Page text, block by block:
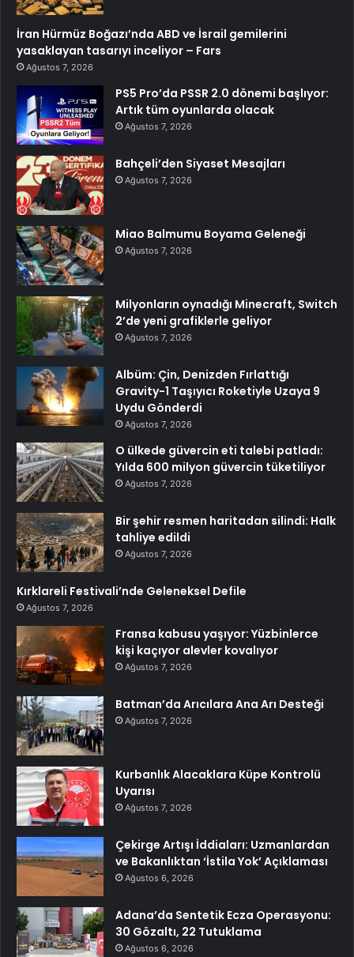
İran Hürmüz Boğazı’nda ABD ve İsrail gemilerini
yasaklayan tasarıyı inceliyor – Fars
Ağustos 7, 2026
PS5 Pro’da PSSR 2.0 dönemi başlıyor:
Artık tüm oyunlarda olacak
Ağustos 7, 2026
Bahçeli’den Siyaset Mesajları
Ağustos 7, 2026
Miao Balmumu Boyama Geleneği
Ağustos 7, 2026
Milyonların oynadığı Minecraft, Switch
2’de yeni grafiklerle geliyor
Ağustos 7, 2026
Albüm: Çin, Denizden Fırlattığı
Gravity-1 Taşıyıcı Roketiyle Uzaya 9
Uydu Gönderdi
Ağustos 7, 2026
O ülkede güvercin eti talebi patladı:
Yılda 600 milyon güvercin tüketiliyor
Ağustos 7, 2026
Bir şehir resmen haritadan silindi: Halk
tahliye edildi
Ağustos 7, 2026
Kırklareli Festivali’nde Geleneksel Defile
Ağustos 7, 2026
Fransa kabusu yaşıyor: Yüzbinlerce
kişi kaçıyor alevler kovalıyor
Ağustos 7, 2026
Batman’da Arıcılara Ana Arı Desteği
Ağustos 7, 2026
Kurbanlık Alacaklara Küpe Kontrolü
Uyarısı
Ağustos 7, 2026
Çekirge Artışı İddiaları: Uzmanlardan
ve Bakanlıktan ‘İstila Yok’ Açıklaması
Ağustos 6, 2026
Adana’da Sentetik Ecza Operasyonu:
30 Gözaltı, 22 Tutuklama
Ağustos 6, 2026